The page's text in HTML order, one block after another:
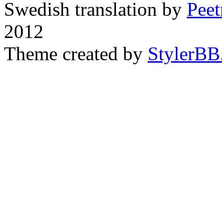
Swedish translation by
2012
Theme created by